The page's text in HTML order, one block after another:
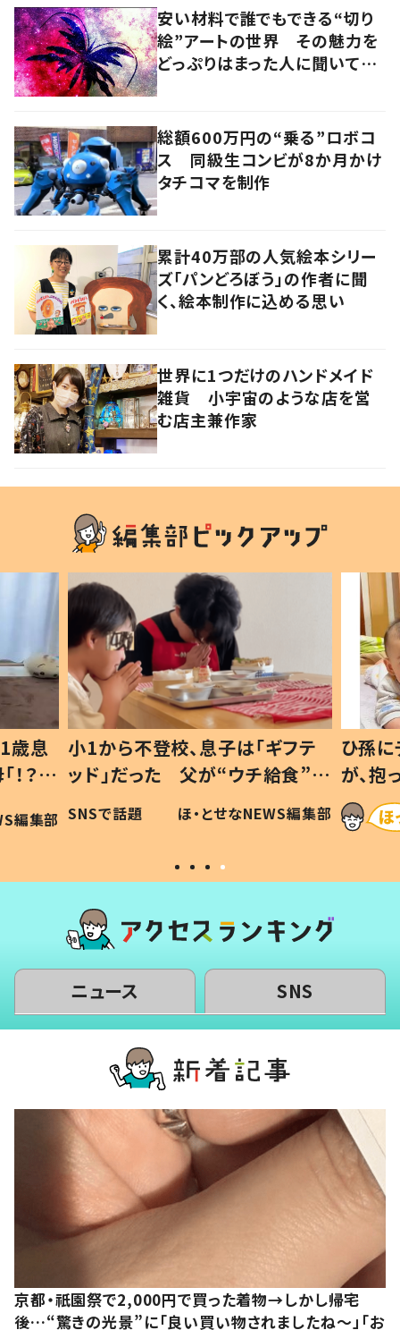
安い材料で誰でもできる“切り
絵”アートの世界 その魅力を
どっぷりはまった人に聞いてみ
総額600万円の“乗る”ロボコ
ス 同級生コンビが8か月かけ
タチコマを制作
累計40万部の人気絵本シリー
ズ「パンどろぼう」の作者に聞
く、絵本制作に込める思い
世界に1つだけのハンドメイド
雑貨 小宇宙のような店を営
む店主兼作家
歳息
？」
編集部
小1から不登校、息子は「ギフテ
ッド」だった 父が“ウチ給食”を
作り続ける理由とは #令和の親
#令和の子
SNSで話題 ほ・とせなNEWS編集部
ひ孫
が、
「涙が
い」
ニュース SNS
京都・祇園祭で2,000円で買った着物→しかし帰宅
後…“驚きの光景”に「良い買い物されましたね～」「お